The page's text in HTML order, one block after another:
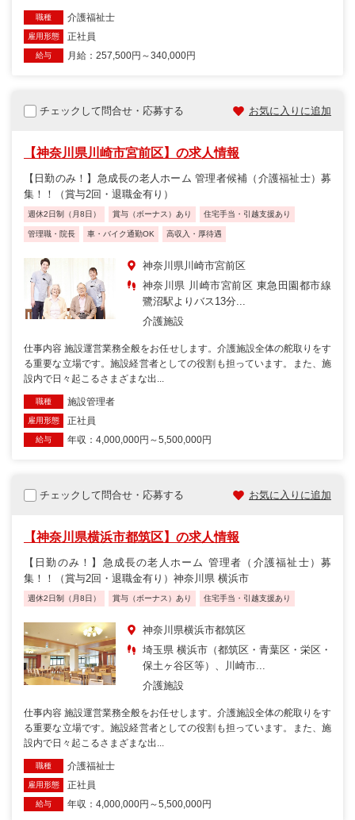
職種 介護福祉士
雇用形態 正社員
給与 月給：257,500円～340,000円
チェックして問合せ・応募する お気に入りに追加
【神奈川県川崎市宮前区】の求人情報
【日勤のみ！】急成長の老人ホーム 管理者候補（介護福祉士）募
集！！（賞与2回・退職金有り）
週休2日制（月8日） 賞与（ボーナス）あり 住宅手当・引越支援あり
管理職・院長 車・バイク通勤OK 高収入・厚待遇
神奈川県川崎市宮前区
神奈川県 川崎市宮前区 東急田園都市線
鷺沼駅よりバス13分...
介護施設
仕事内容 施設運営業務全般をお任せします。介護施設全体の舵取りをす
る重要な立場です。施設経営者としての役割も担っています。また、施
設内で日々起こるさまざまな出...
職種 施設管理者
雇用形態 正社員
給与 年収：4,000,000円～5,500,000円
チェックして問合せ・応募する お気に入りに追加
【神奈川県横浜市都筑区】の求人情報
【日勤のみ！】急成長の老人ホーム 管理者（介護福祉士）募
集！！（賞与2回・退職金有り）神奈川県 横浜市
週休2日制（月8日） 賞与（ボーナス）あり 住宅手当・引越支援あり
神奈川県横浜市都筑区
埼玉県 横浜市（都筑区・青葉区・栄区・
保土ヶ谷区等）、川崎市...
介護施設
仕事内容 施設運営業務全般をお任せします。介護施設全体の舵取りをす
る重要な立場です。施設経営者としての役割も担っています。また、施
設内で日々起こるさまざまな出...
職種 介護福祉士
雇用形態 正社員
給与 年収：4,000,000円～5,500,000円